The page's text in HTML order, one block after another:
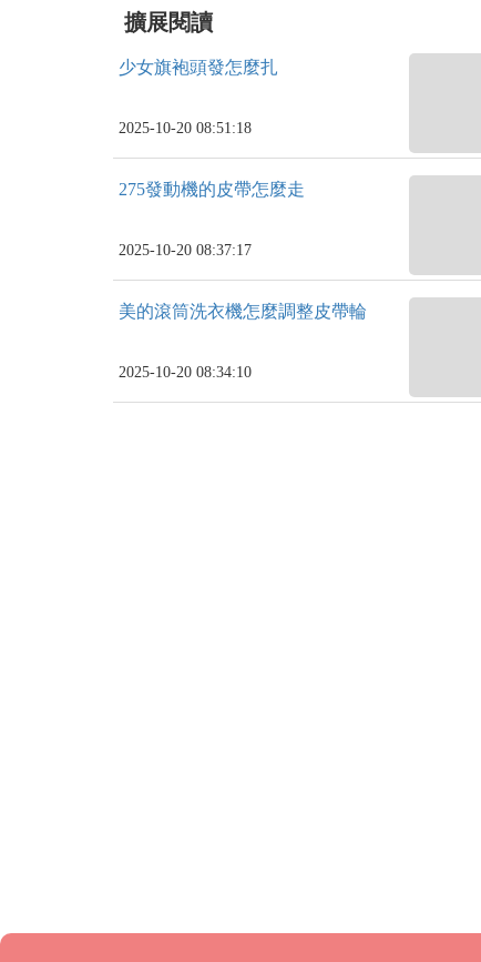
擴展閱讀
少女旗袍頭發怎麼扎
2025-10-20 08:51:18
275發動機的皮帶怎麼走
2025-10-20 08:37:17
美的滾筒洗衣機怎麼調整皮帶輪
2025-10-20 08:34:10